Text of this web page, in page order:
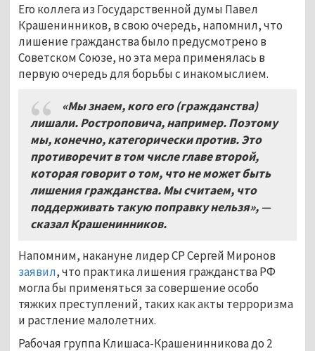
Его коллега из Государственной думы Павел
Крашенинников, в свою очередь, напомнил, что
лишение гражданства было предусмотрено в
Советском Союзе, но эта мера применялась в
первую очередь для борьбы с инакомыслием.
«Мы знаем, кого его (гражданства)
лишали. Ростроповича, например. Поэтому
мы, конечно, категорически против. Это
противоречит в том числе главе второй,
которая говорит о том, что не может быть
лишения гражданства. Мы считаем, что
поддерживать такую поправку нельзя», —
сказал Крашенинников.
Напомним, накануне лидер СР Сергей Миронов
заявил, что практика лишения гражданства РФ
могла бы применяться за совершение особо
тяжких преступлений, таких как акты терроризма
и растление малолетних.
Рабочая группа Клишаса-Крашенинникова до 2